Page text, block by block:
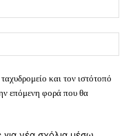
και τον ιστότοπό
επόμενη φορά που θα